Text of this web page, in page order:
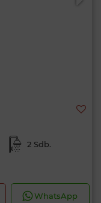
2 Sdb.
WhatsApp